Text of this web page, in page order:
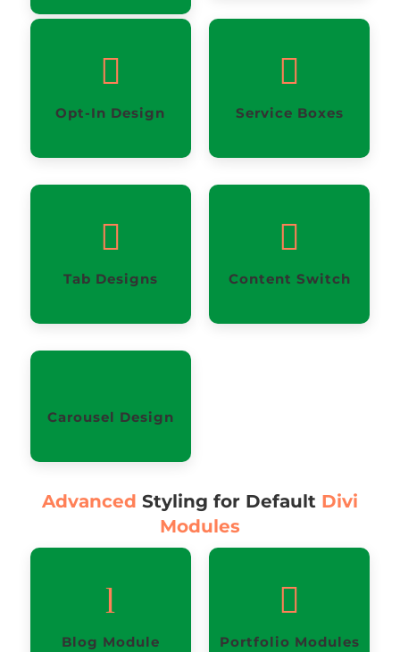

Opt-In Design

Service Boxes

Tab Designs

Content Switch
Carousel Design
Advanced Styling for Default Divi
Modules
l
Blog Module

Portfolio Modules